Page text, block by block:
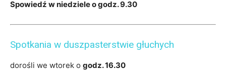
Spowiedź w niedziele o godz. 9.30
Spotkania w duszpasterstwie głuchych
dorośli we wtorek o godz. 16.30